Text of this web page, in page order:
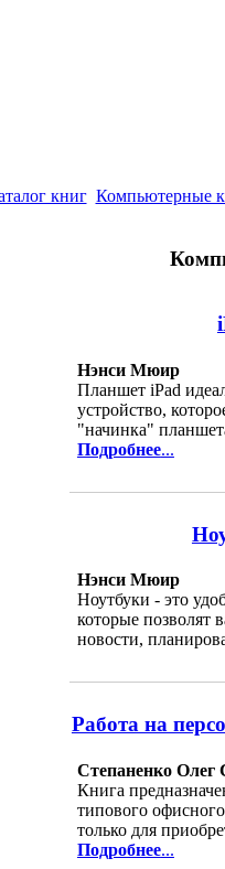
книг Компьютерные
Нэнси Мюир
Планшет iPad
устройство,
"начинка"
Подробнее...
Нэнси Мюир
Ноутбуки - это
которые позволят
новости,
Работа на
Степаненко Олег
Книга
типового
только для
Подробнее...